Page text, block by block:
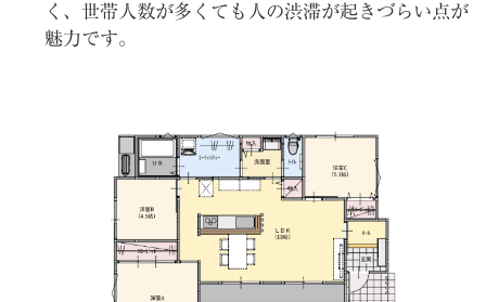
く、世帯人数が多くても人の渋滞が起きづらい点が
魅力です。